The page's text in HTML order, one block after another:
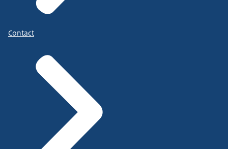
Contact